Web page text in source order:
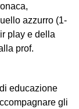
azzurro (1-
play e della
prof.
educazione
gli